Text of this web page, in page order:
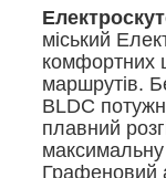
міський
комфортних
маршрутів.
BLDC
плавний
Графеновий